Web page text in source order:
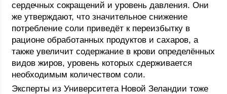
сердечных сокращений и уровень давления. Они
же утверждают, что значительное снижение
потребление соли приведёт к переизбытку в
рационе обработанных продуктов и сахаров, а
также увеличит содержание в крови определённых
видов жиров, уровень которых сдерживается
необходимым количеством соли.
Эксперты из Университета Новой Зеландии тоже